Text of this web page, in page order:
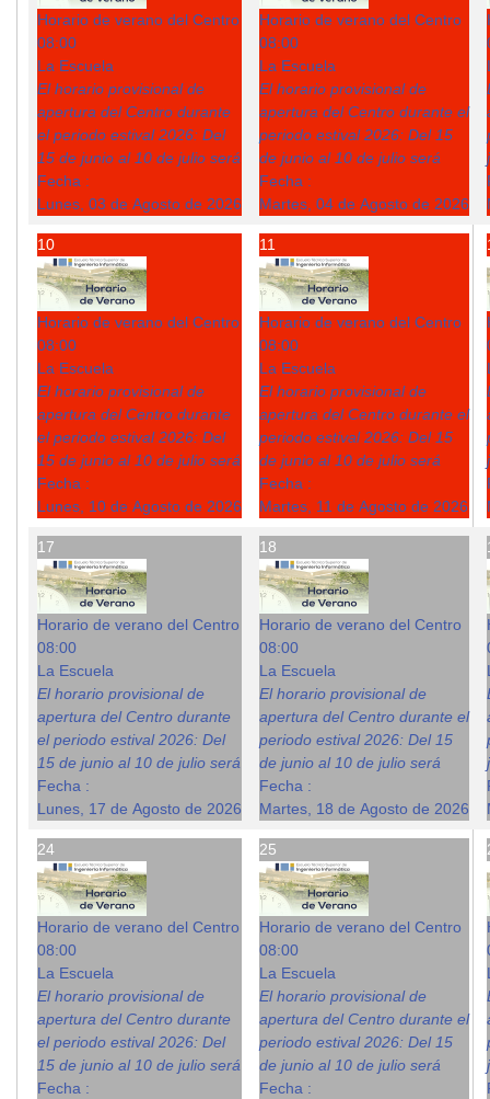
Horario de verano del Centro
08:00
La Escuela
El horario provisional de
apertura del Centro durante
el periodo estival 2026: Del
15 de junio al 10 de julio será
Fecha :
Lunes, 03 de Agosto de 2026
Horario de verano del Centro
08:00
La Escuela
El horario provisional de
apertura del Centro durante el
periodo estival 2026: Del 15
de junio al 10 de julio será
Fecha :
Martes, 04 de Agosto de 2026
10
Horario de verano del Centro
08:00
La Escuela
El horario provisional de
apertura del Centro durante
el periodo estival 2026: Del
15 de junio al 10 de julio será
Fecha :
Lunes, 10 de Agosto de 2026
11
Horario de verano del Centro
08:00
La Escuela
El horario provisional de
apertura del Centro durante el
periodo estival 2026: Del 15
de junio al 10 de julio será
Fecha :
Martes, 11 de Agosto de 2026
17
Horario de verano del Centro
08:00
La Escuela
El horario provisional de
apertura del Centro durante
el periodo estival 2026: Del
15 de junio al 10 de julio será
Fecha :
Lunes, 17 de Agosto de 2026
18
Horario de verano del Centro
08:00
La Escuela
El horario provisional de
apertura del Centro durante el
periodo estival 2026: Del 15
de junio al 10 de julio será
Fecha :
Martes, 18 de Agosto de 2026
24
Horario de verano del Centro
08:00
La Escuela
El horario provisional de
apertura del Centro durante
el periodo estival 2026: Del
15 de junio al 10 de julio será
Fecha :
25
Horario de verano del Centro
08:00
La Escuela
El horario provisional de
apertura del Centro durante el
periodo estival 2026: Del 15
de junio al 10 de julio será
Fecha :